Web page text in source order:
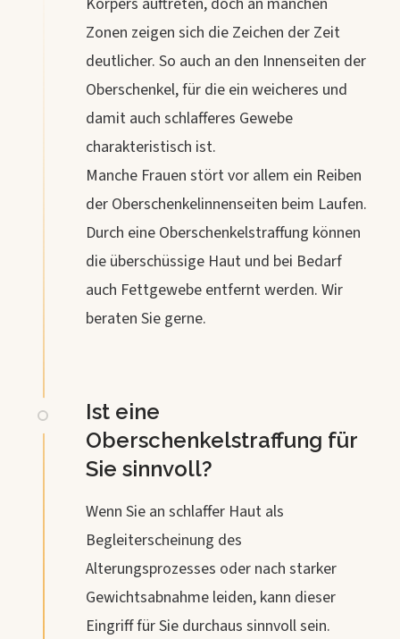
Zonen zeigen sich die Zeichen der Zeit
deutlicher. So auch an den Innenseiten der
Oberschenkel, für die ein weicheres und
damit auch schlafferes Gewebe
charakteristisch ist.
Manche Frauen stört vor allem ein Reiben
der Oberschenkelinnenseiten beim Laufen.
Durch eine Oberschenkelstraffung können
die überschüssige Haut und bei Bedarf
auch Fettgewebe entfernt werden. Wir
beraten Sie gerne.
Ist eine
Oberschenkelstraffung für
Sie sinnvoll?
Wenn Sie an schlaffer Haut als
Begleiterscheinung des
Alterungsprozesses oder nach starker
Gewichtsabnahme leiden, kann dieser
Eingriff für Sie durchaus sinnvoll sein.